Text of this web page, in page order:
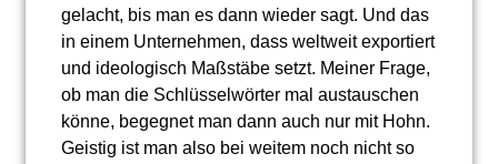
gelacht, bis man es dann wieder sagt. Und das
in einem Unternehmen, dass weltweit exportiert
und ideologisch Maßstäbe setzt. Meiner Frage,
ob man die Schlüsselwörter mal austauschen
könne, begegnet man dann auch nur mit Hohn.
Geistig ist man also bei weitem noch nicht so